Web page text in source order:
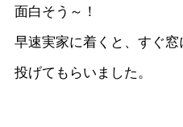
面白そう～！
早速実家に着くと、すぐ窓
投げてもらいました。